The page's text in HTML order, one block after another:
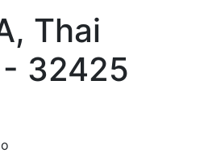
Thai
32425